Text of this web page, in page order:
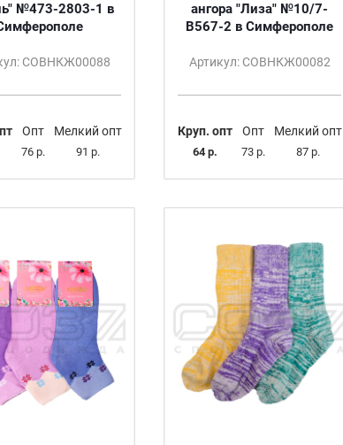
№473-2803-1 в
СОВНКЖ00088
Опт
76 р.
Мелкий опт
91 р.
ангора "Лиза" №10/7-
B567-2 в Симферополе
Артикул: СОВНКЖ00082
Круп. опт
64 р.
Опт
73 р.
Мелкий опт
87 р.